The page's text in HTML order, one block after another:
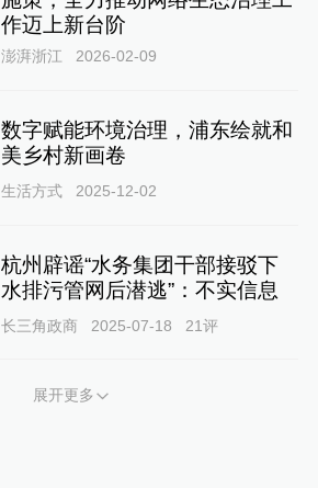
作迈上新台阶
澎湃浙江 2026-02-09
数字赋能环境治理，浦东绘就和
美乡村新画卷
生活方式 2025-12-02
杭州辟谣“水务集团干部接驳下
水排污管网后潜逃”：不实信息
长三角政商 2025-07-18 21评
展开更多